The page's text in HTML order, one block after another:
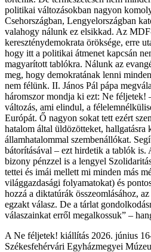
politikai változásokban nagyon
Csehországban, Lengyelországban
valahogy nálunk ez elsikkad. Az
kereszténydemokrata öröksége, erre
hogy itt a politikai átmenet kapcsán
magyarított tablókra. Nálunk az
meg, hogy demokratának lenni
nem félünk. II. János Pál pápa
háromszor mondja ki ezt: Ne féljetek!
változás, ami elindul, a
Európát. Ő nagyon sokat tett ezért
hatalom által üldözötteket, hallgatásra
államhatalommal szembenállókat.
bátorításával – ezt hirdetik a tablók is.
bizony pénzzel is a lengyel
tettei és imái mellett mi minden más
világgazdasági folyamatokat) és
hozzá a diktatúrák összeomlásához,
egzakt válasz. De a tárlat
válaszainkat erről megalkossuk” –
A Ne féljetek! kiállítás 2026. június
Székesfehérvári Egyházmegyei